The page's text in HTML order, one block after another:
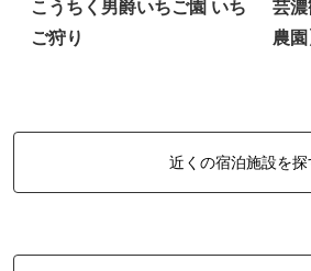
こうちく男爵いちご園 いち
ご狩り
芸
農園
近くの宿泊施設を探